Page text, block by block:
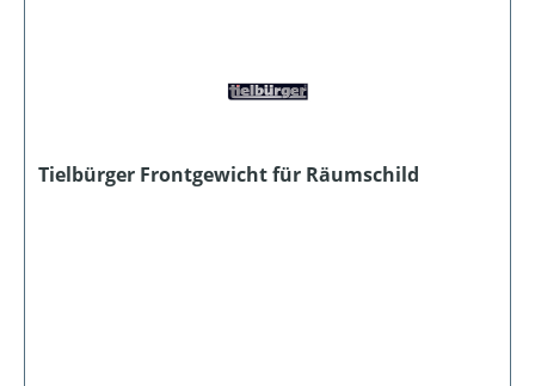
Tielbürger Frontgewicht für Räumschild